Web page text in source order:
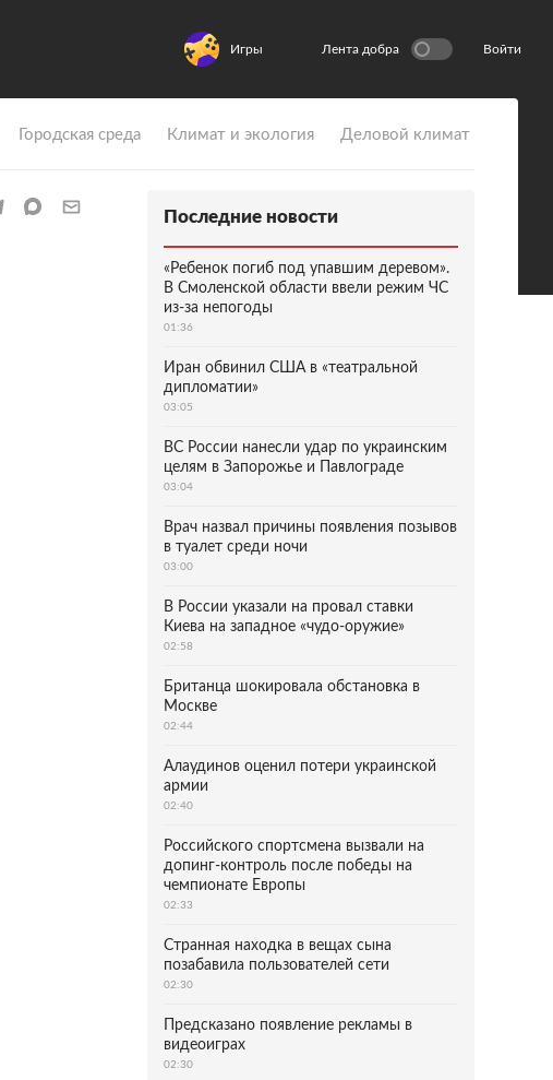
Игры Лента добра Войти
Городская среда Климат и экология Деловой климат
Последние новости
«Ребенок погиб под упавшим деревом».
В Смоленской области ввели режим ЧС
из-за непогоды
01:36
Иран обвинил США в «театральной
дипломатии»
03:05
ВС России нанесли удар по украинским
целям в Запорожье и Павлограде
03:04
Врач назвал причины появления позывов
в туалет среди ночи
03:00
В России указали на провал ставки
Киева на западное «чудо-оружие»
02:58
Британца шокировала обстановка в
Москве
02:44
Алаудинов оценил потери украинской
армии
02:40
Российского спортсмена вызвали на
допинг-контроль после победы на
чемпионате Европы
02:33
Странная находка в вещах сына
позабавила пользователей сети
02:30
Предсказано появление рекламы в
видеоиграх
02:30